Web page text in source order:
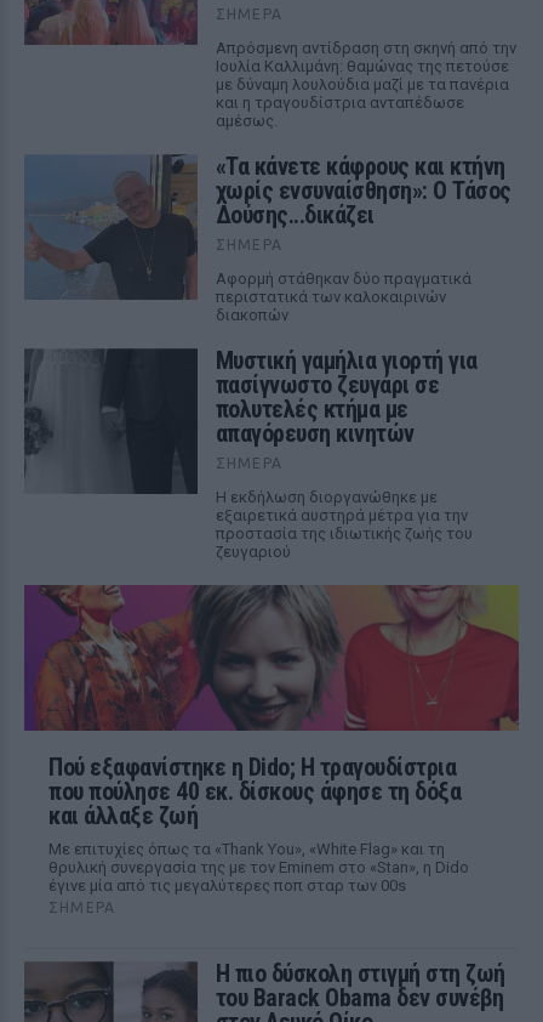
ΣΉΜΕΡΑ
Απρόσμενη αντίδραση στη σκηνή από την
Ιουλία Καλλιμάνη: θαμώνας της πετούσε
με δύναμη λουλούδια μαζί με τα πανέρια
και η τραγουδίστρια ανταπέδωσε
αμέσως.
«Τα κάνετε κάφρους και κτήνη
χωρίς ενσυναίσθηση»: Ο Τάσος
Δούσης...δικάζει
ΣΉΜΕΡΑ
Αφορμή στάθηκαν δύο πραγματικά
περιστατικά των καλοκαιρινών
διακοπών
Μυστική γαμήλια γιορτή για
πασίγνωστο ζευγάρι σε
πολυτελές κτήμα με
απαγόρευση κινητών
ΣΉΜΕΡΑ
Η εκδήλωση διοργανώθηκε με
εξαιρετικά αυστηρά μέτρα για την
προστασία της ιδιωτικής ζωής του
ζευγαριού
Πού εξαφανίστηκε η Dido; Η τραγουδίστρια
που πούλησε 40 εκ. δίσκους άφησε τη δόξα
και άλλαξε ζωή
Με επιτυχίες όπως τα «Thank You», «White Flag» και τη
θρυλική συνεργασία της με τον Eminem στο «Stan», η Dido
έγινε μία από τις μεγαλύτερες ποπ σταρ των 00s
ΣΉΜΕΡΑ
Η πιο δύσκολη στιγμή στη ζωή
του Barack Obama δεν συνέβη